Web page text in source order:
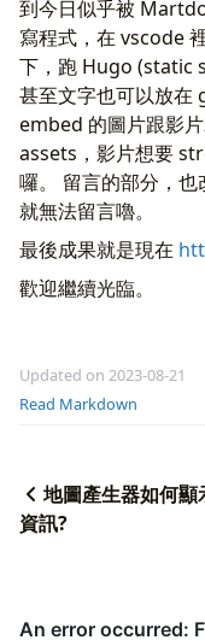
到今日似乎被
寫程式，在 vscode
下，跑 Hugo (static
甚至文字也可以放在
embed 的圖片跟影
assets，影片想要
囉。 留言的部分，
就無法留言嚕。
最後成果就是現在
歡迎繼續光臨。
Updated on 2023-08-21
Read Markdown
地圖產生器如何顯
資訊?